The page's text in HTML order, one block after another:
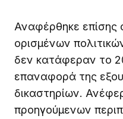
Αναφέρθηκε επίσης
ορισμένων
δεν κατάφεραν το
επαναφορά της
δικαστηρίων.
προηγούμενων